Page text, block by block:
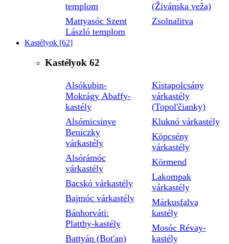
templom
Mattyasóc Szent
László templom
(Živánska veža)
Zsolnalitva
Kastélyok [62]
Kastélyok 62
Alsókubin-
Mokrágy Abaffy-
kastély
Alsómicsinye
Beniczky
várkastély
Alsórámóc
várkastély
Bacskó várkastély
Bajmóc várkastély
Bánhorváti:
Platthy-kastély
Battyán (Bot'an)
Kistapolcsány
várkastély
(Topol'čianky)
Kluknó várkastély
Köpcsény
várkastély
Körmend
Lakompak
várkastély
Márkusfalva
kastély
Mosóc Révay-
kastély